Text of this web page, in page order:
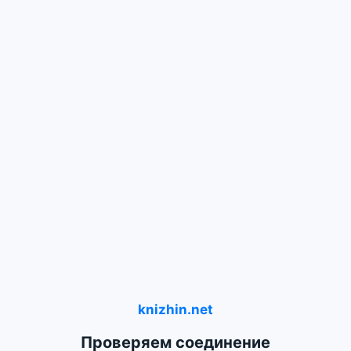
knizhin.net
Проверяем соединение